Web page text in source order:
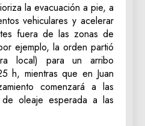
la evacuación a pie, a
vehiculares y acelerar
fuera de las zonas de
ejemplo, la orden partió
local) para un arribo
h, mientras que en Juan
comenzará a las
oleaje esperada a las